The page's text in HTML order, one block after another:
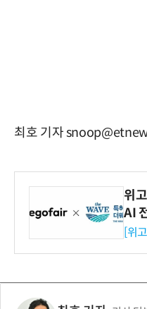
최호 기자
위
AI
시
[위